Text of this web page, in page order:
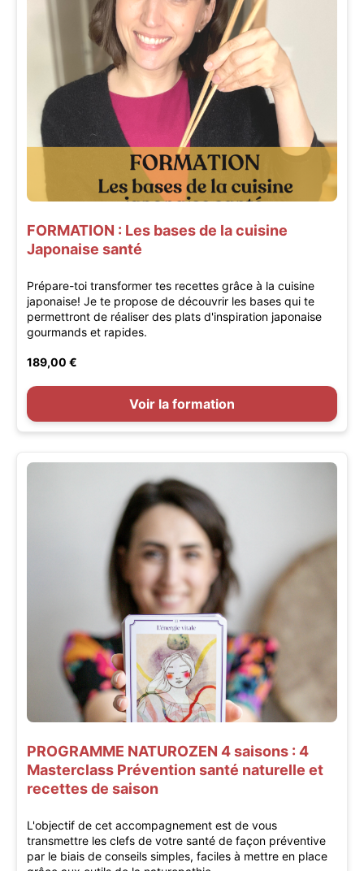
FORMATION : Les bases de la cuisine
Japonaise santé
Prépare-toi transformer tes recettes grâce à la cuisine
japonaise! Je te propose de découvrir les bases qui te
permettront de réaliser des plats d'inspiration japonaise
gourmands et rapides.
189,00 €
Voir la formation
PROGRAMME NATUROZEN 4 saisons : 4
Masterclass Prévention santé naturelle et
recettes de saison
L'objectif de cet accompagnement est de vous
transmettre les clefs de votre santé de façon préventive
par le biais de conseils simples, faciles à mettre en place